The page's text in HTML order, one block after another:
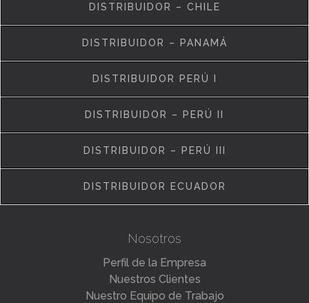
DISTRIBUIDOR – CHILE
DISTRIBUIDOR – PANAMÁ
DISTRIBUIDOR PERÚ I
DISTRIBUIDOR – PERÚ II
DISTRIBUIDOR – PERÚ III
DISTRIBUIDOR ECUADOR
Nosotros
Perfil de la Empresa
Nuestros Clientes
Nuestro Equipo de Trabajo